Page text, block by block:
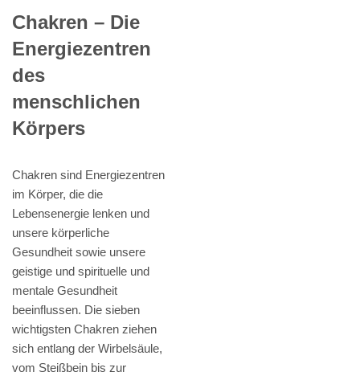
Chakren – Die
Energiezentren
des
menschlichen
Körpers
Chakren sind Energiezentren
im Körper, die die
Lebensenergie lenken und
unsere körperliche
Gesundheit sowie unsere
geistige und spirituelle und
mentale Gesundheit
beeinflussen. Die sieben
wichtigsten Chakren ziehen
sich entlang der Wirbelsäule,
vom Steißbein bis zur